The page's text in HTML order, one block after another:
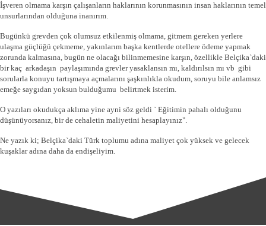
İşveren olmama karşın çalışanların haklarının korunmasının insan haklarının temel
unsurlarından olduğuna inanırım.
Bugünkü grevden çok olumsuz etkilenmiş olmama, gitmem gereken yerlere
ulaşma güçlüğü çekmeme, yakınlarım başka kentlerde otellere ödeme yapmak
zorunda kalmasına, bugün ne olacağı bilinmemesine karşın, özellikle Belçika`daki
bir kaç arkadaşın paylaşımında grevler yasaklansın mı, kaldırılsın mı vb gibi
sorularla konuyu tartışmaya açmalarını şaşkınlıkla okudum, soruyu bile anlamsız
emeğe saygıdan yoksun bulduğumu belirtmek isterim.
O yazıları okudukça aklıma yine ayni söz geldi ` Eğitimin pahalı olduğunu
düşünüyorsanız, bir de cehaletin maliyetini hesaplayınız".
Ne yazık ki; Belçika`daki Türk toplumu adına maliyet çok yüksek ve gelecek
kuşaklar adına daha da endişeliyim.